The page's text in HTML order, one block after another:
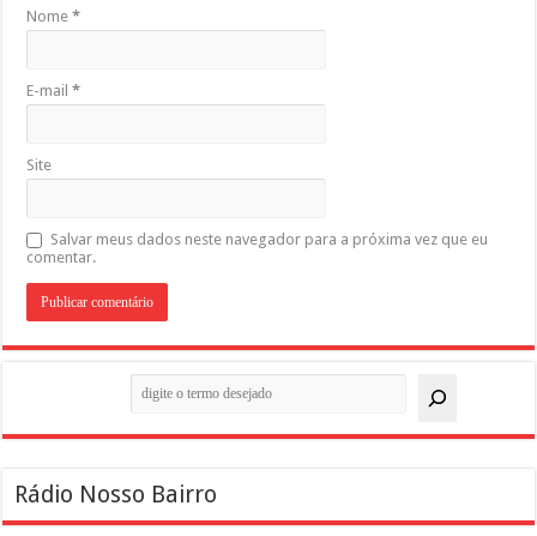
Nome*
E-mail*
Site
Salvar meus dados neste navegador para a próxima vez que eu
comentar.
Rádio Nosso Bairro